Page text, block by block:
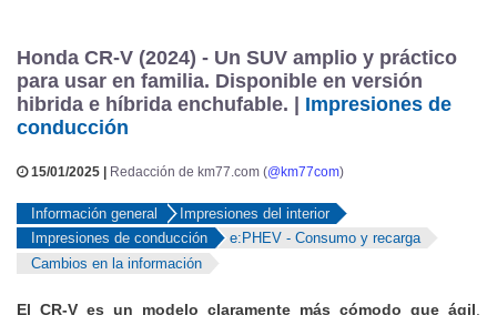
Honda CR-V (2024) - Un SUV amplio y práctico
para usar en familia. Disponible en versión
hibrida e híbrida enchufable. | Impresiones de
conducción
15/01/2025 | Redacción de km77.com (@km77com)
Información general
Impresiones del interior
Impresiones de conducción
e:PHEV - Consumo y recarga
Cambios en la información
El CR-V es un modelo claramente más cómodo que ágil.